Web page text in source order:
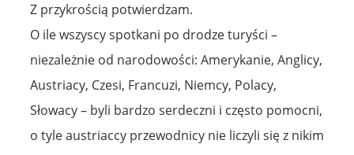
Z przykrością potwierdzam.
O ile wszyscy spotkani po drodze turyści –
niezależnie od narodowości: Amerykanie, Anglicy,
Austriacy, Czesi, Francuzi, Niemcy, Polacy,
Słowacy – byli bardzo serdeczni i często pomocni,
o tyle austriaccy przewodnicy nie liczyli się z nikim